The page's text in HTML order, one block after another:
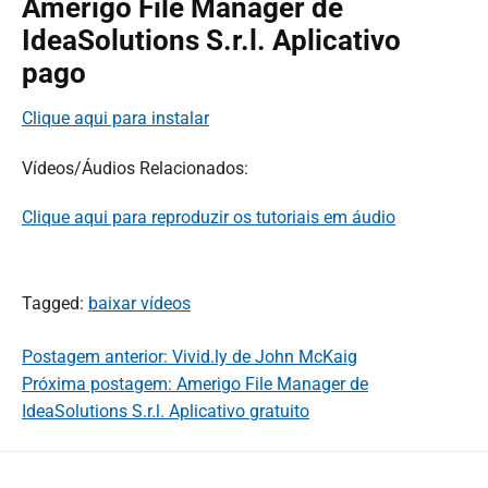
Amerigo File Manager de
IdeaSolutions S.r.l. Aplicativo
pago
Clique aqui para instalar
Vídeos/Áudios Relacionados:
Clique aqui para reproduzir os tutoriais em áudio
Tagged: baixar vídeos
Postagem anterior: Vivid.ly de John McKaig
Próxima postagem: Amerigo File Manager de
IdeaSolutions S.r.l. Aplicativo gratuito